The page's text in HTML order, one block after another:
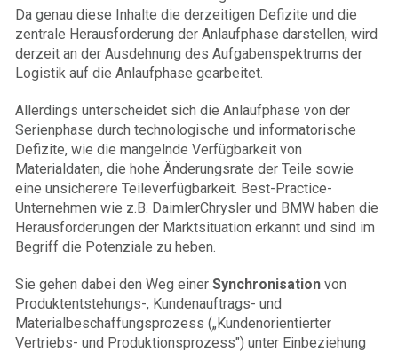
Da genau diese Inhalte die derzeitigen Defizite und die
zentrale Herausforderung der Anlaufphase darstellen, wird
derzeit an der Ausdehnung des Aufgabenspektrums der
Logistik auf die Anlaufphase gearbeitet.
Allerdings unterscheidet sich die Anlaufphase von der
Serienphase durch technologische und informatorische
Defizite, wie die mangelnde Verfügbarkeit von
Materialdaten, die hohe Änderungs­rate der Teile sowie
eine unsicherere Teileverfügbarkeit. Best-Practice-
Unternehmen wie z.B. DaimlerChrysler und BMW haben die
Herausforderungen der Marktsituation erkannt und sind im
Begriff die Potenziale zu heben.
Sie gehen dabei den Weg einer Synchronisation von
Produktentstehungs-, Kundenauftrags- und
Materialbeschaffungsprozess („Kundenorientierter
Vertriebs- und Produktionsprozess") unter Einbeziehung